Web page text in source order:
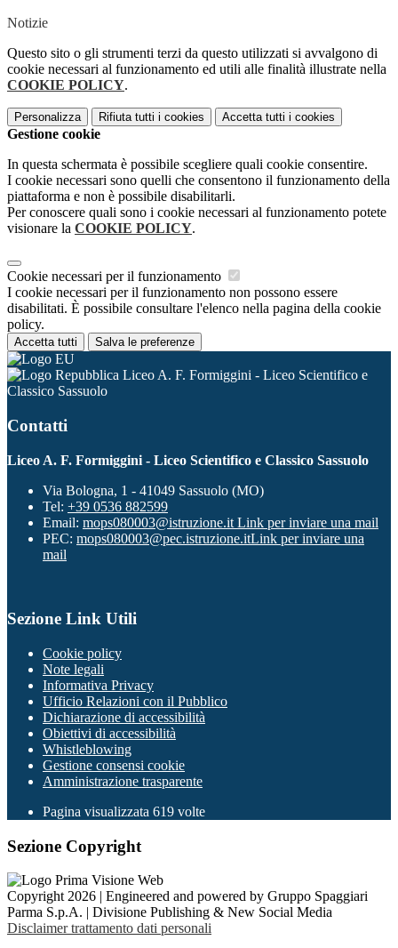
Notizie
Questo sito o gli strumenti terzi da questo utilizzati si avvalgono di
cookie necessari al funzionamento ed utili alle finalità illustrate nella
COOKIE POLICY.
Personalizza Rifiuta tutti i cookies Accetta tutti i cookies
Gestione cookie
In questa schermata è possibile scegliere quali cookie consentire.
I cookie necessari sono quelli che consentono il funzionamento della
piattaforma e non è possibile disabilitarli.
Per conoscere quali sono i cookie necessari al funzionamento potete
visionare la COOKIE POLICY.
Cookie necessari per il funzionamento
I cookie necessari per il funzionamento non possono essere
disabilitati. È possibile consultare l'elenco nella pagina della cookie
policy.
Accetta tutti Salva le preferenze
Liceo A. F. Formiggini - Liceo Scientifico e
Classico Sassuolo
Contatti
Liceo A. F. Formiggini - Liceo Scientifico e Classico Sassuolo
Via Bologna, 1 - 41049 Sassuolo (MO)
Tel: +39 0536 882599
Email: mops080003@istruzione.it Link per inviare una mail
PEC: mops080003@pec.istruzione.itLink per inviare una
mail
Sezione Link Utili
Cookie policy
Note legali
Informativa Privacy
Ufficio Relazioni con il Pubblico
Dichiarazione di accessibilità
Obiettivi di accessibilità
Whistleblowing
Gestione consensi cookie
Amministrazione trasparente
Pagina visualizzata 619 volte
Sezione Copyright
Copyright 2026 | Engineered and powered by Gruppo Spaggiari
Parma S.p.A. | Divisione Publishing & New Social Media
Disclaimer trattamento dati personali